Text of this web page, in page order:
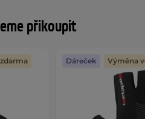
přikoupit
Dáreček Výměna